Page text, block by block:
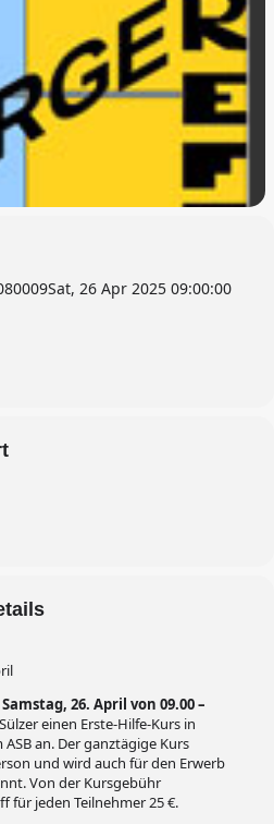
26 Apr 2025 09:00:00
Samstag, 26. April von 09.00 –
einen Erste-Hilfe-Kurs in
an. Der ganztägige Kurs
und wird auch für den Erwerb
Von der Kursgebühr
für jeden Teilnehmer 25 €.